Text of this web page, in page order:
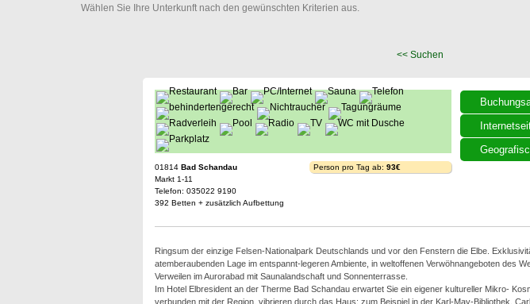
Wählen Sie Ihre Unterkunft nach den gewünschten Kriterien aus.
<< Suchen
01814 Bad Schandau
Markt 1-11
Telefon: 035022 9190
392 Betten + zusätzlich Aufbettung
Person pro Tag ab: 93€
Ringsum der einzige Felsen-Nationalpark Deutschlands und vor den Fenstern die Elbe.
atemberaubenden Lage im entspannt-legeren Ambiente, in weltoffenen Verwöhnangeboten des
Verweilen im Aurorabad mit Saunalandschaft und Sonnenterrasse.
Im Hotel Elbresident an der Therme Bad Schandau erwartet Sie ein eigener kultureller Mikro-
verbunden mit der Region, vibrieren durch das Haus: zum Beispiel in der Karl-May-Bibliothek.